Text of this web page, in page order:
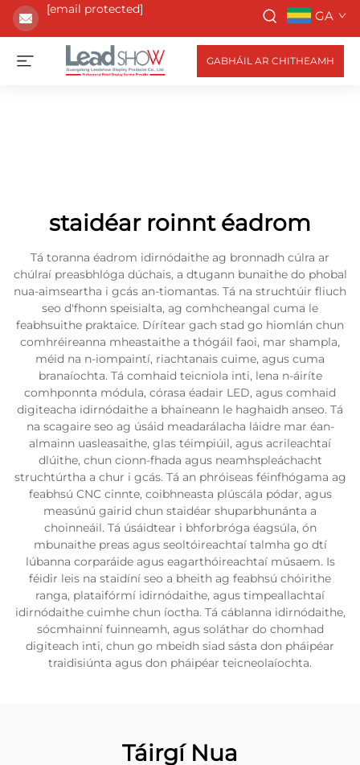
[email protected] GA
GABHÁIL AR CHITHEAMH
staidéar roinnt éadrom
Tá toranna éadrom idirnódaithe ag bronnadh cúlra ar
chúlraí preasbhlóga dúchais, a dtugann bunaithe do phobal
nua-aimseartha i gcás an-tiomantas. Tá na struchtúir fliuch
seo d'fhonn speisialta, ag comhcheangal cuma le
feabhsuithe praktaice. Dírítear gach stad go hiomlán chun
comhréireanna mheastaithe a thógáil faoi, mar shampla,
méid na n-iompaintí, riachtanais cuime, agus cuma
branaíochta. Tá comhaid teicniola inti, lena n-áiríte
comhponnta módula, córasa éadair LED, agus comhaid
digiteacha idirnódaithe a bhaineann le haghaidh anseo. Tá
na scagaire seo ag úsáid meadarálacha láidre mar éan-
almainn uasleasaithe, glas téimpiúil, agus acrileachtaí
dlúithe, chun cionn-fhada agus neamhspleáchacht
struchtúrtha a chur i gcás. Tá an phróiseas féinfhógama ag
feabhsú CNC cinnte, coibhneasta plúscála pódar, agus
measúnú gairid chun staidéar shuparbhunánta a
choinneáil. Tá úsáidtear i bhforbróga éagsúla, ón
mbunaithe preas agus seoltóireachtaí talmha go dtí
lúbanna corparáide agus eagarthóireachtaí músaem. Is
féidir leis na staidíní seo a bheith ag feabhsú chóirithe
ranga, plataifórmí idirnódaithe, agus timpeallachtaí
idirnódaithe cuimhe chun íoctha. Tá cáblanna idirnódaithe,
sócmhainní fuinneamh, agus soláthar do chomhad
digiteach inti, chun go mbeidh siad sásta don pháipéar
traidisiúnta agus don pháipéar teicneolaíochta.
Táirgí Nua